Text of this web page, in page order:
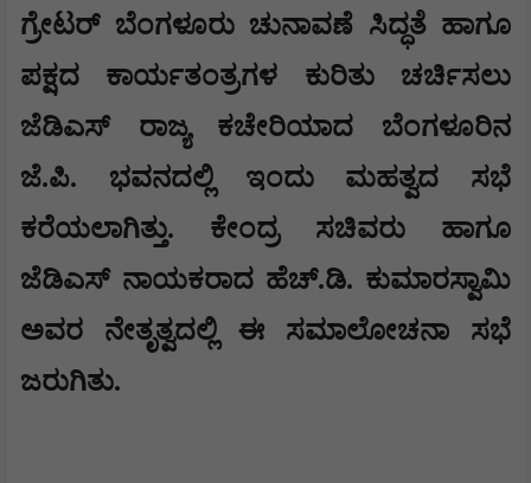
​ಗ್ರೇಟರ್ ಬೆಂಗಳೂರು ಚುನಾವಣೆ ಸಿದ್ಧತೆ ಹಾಗೂ
ಪಕ್ಷದ ಕಾರ್ಯತಂತ್ರಗಳ ಕುರಿತು ಚರ್ಚಿಸಲು
ಜೆಡಿಎಸ್ ರಾಜ್ಯ ಕಚೇರಿಯಾದ ಬೆಂಗಳೂರಿನ
ಜೆ.ಪಿ. ಭವನದಲ್ಲಿ ಇಂದು ಮಹತ್ವದ ಸಭೆ
ಕರೆಯಲಾಗಿತ್ತು. ಕೇಂದ್ರ ಸಚಿವರು ಹಾಗೂ
ಜೆಡಿಎಸ್ ನಾಯಕರಾದ ಹೆಚ್.ಡಿ. ಕುಮಾರಸ್ವಾಮಿ
ಅವರ ನೇತೃತ್ವದಲ್ಲಿ ಈ ಸಮಾಲೋಚನಾ ಸಭೆ
ಜರುಗಿತು.